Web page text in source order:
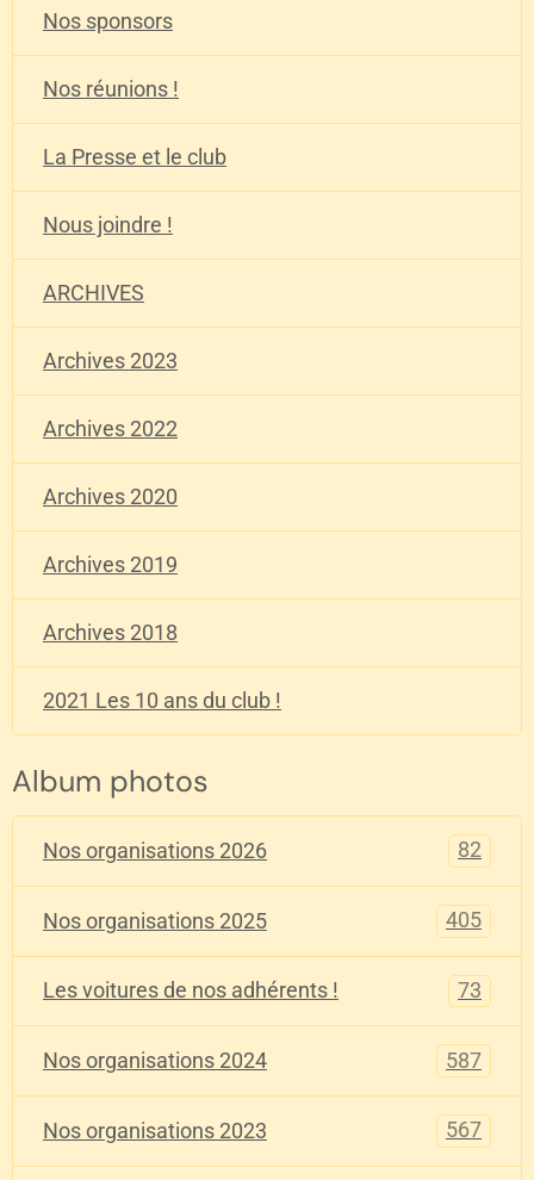
Nos sponsors
Nos réunions !
La Presse et le club
Nous joindre !
ARCHIVES
Archives 2023
Archives 2022
Archives 2020
Archives 2019
Archives 2018
2021 Les 10 ans du club !
Album photos
Nos organisations 2026 82
Nos organisations 2025 405
Les voitures de nos adhérents ! 73
Nos organisations 2024 587
Nos organisations 2023 567